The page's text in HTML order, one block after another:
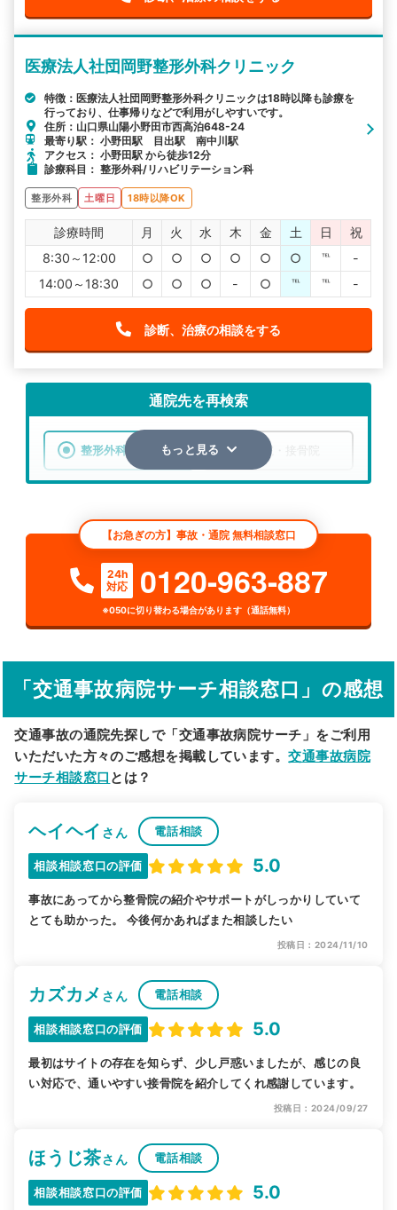
医療法人社団岡野整形外科クリニック
特徴：医療法人社団岡野整形外科クリニックは18時以降も診療を
行っており、仕事帰りなどで利用がしやすいです。
住所：山口県山陽小野田市西高泊648-24
最寄り駅： 小野田駅 目出駅 南中川駅
アクセス： 小野田駅 から徒歩12分
診療科目： 整形外科/リハビリテーション科
整形外科 土曜日 18時以降OK
診療時間 月 火 水 木 金 土 日
祝
8:30～12:00
○ ○ ○ ○ ○ ○ ℡
-
14:00～18:30
○ ○ ○ - ○ ℡ ℡ -
診断、治療の相談をする
通院先を再検索
整形外科 整骨院・接骨院
検索する
詳細条件で絞り込む
その他の検索方法
駅から探す 院名から探す
もっと見る
【お急ぎの方】事故・通院 無料相談窓口
24h
対応
0120-963-887
※050に切り替わる場合があります（通話無料）
「交通事故病院サーチ相談窓口」の感想
交通事故の通院先探しで「交通事故病院サーチ」をご利用
いただいた方々のご感想を掲載しています。交通事故病院
サーチ相談窓口 とは？
ヘイヘイ さん 電話相談
相談相談窓口の評価 5.0
事故にあってから整骨院の紹介やサポートがしっかりしていて
とても助かった。 今後何かあればまた相談したい
投稿日：2024/11/10
カズカメ さん 電話相談
相談相談窓口の評価 5.0
最初はサイトの存在を知らず、少し戸惑いましたが、感じの良
い対応で、通いやすい接骨院を紹介してくれ感謝しています。
投稿日：2024/09/27
ほうじ茶さん 電話相談
相談相談窓口の評価 5.0